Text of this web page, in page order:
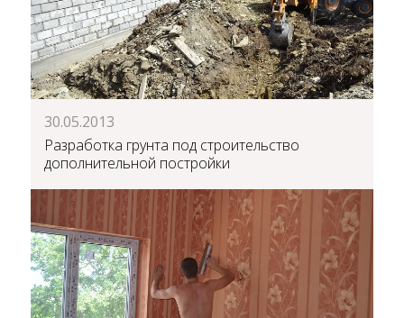
30.05.2013
Разработка грунта под строительство
дополнительной постройки